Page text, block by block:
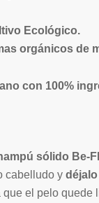
Ecológico.
orgánicos de
con 100%
sólido Be-
cabelludo y
que el pelo quede